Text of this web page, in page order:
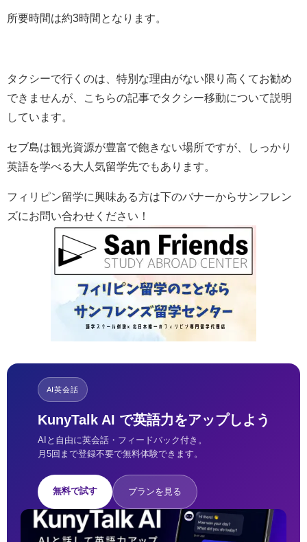
所要時間は約3時間となります。
タクシーで行くのは、特別な理由がない限り高くてお勧め
できませんが、こちらの記事でタクシー移動について説明
しています。
セブ島は観光資源が豊富で飽きない場所ですが、しっかり
英語を学べる大人気留学先でもあります。
フィリピン留学に興味ある方は下のバナーからサンフレン
ズにお問い合わせください！
AI英会話
KunyTalk AI で英語力をアップしよう
AIと自由に英会話・フィードバック付き。
月5回まで登録不要で無料体験できます。
無料で試す プランを見る